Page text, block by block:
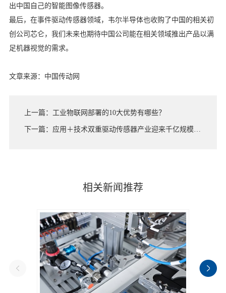
出中国自己的智能图像传感器。
最后，在事件驱动传感器领域，韦尔半导体也收购了中国的相关初
创公司芯仑，我们未来也期待中国公司能在相关领域推出产品以满
足机器视觉的需求。
文章来源：中国传动网
上一篇：工业物联网部署的10大优势有哪些？
下一篇：应用＋技术双重驱动传感器产业迎来千亿规模大市场
相关新闻推荐